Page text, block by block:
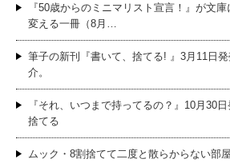
『50歳からのミニマリスト宣言！』が文
変える一冊（8月…
筆子の新刊『書いて、捨てる! 』3月11日
介。
『それ、いつまで持ってるの？』10月30
捨てる
ムック・8割捨てて二度と散らからない部